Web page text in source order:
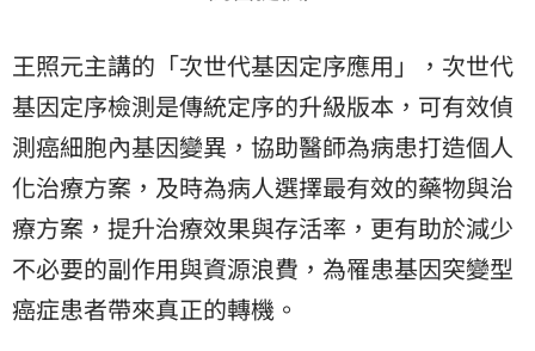
王照元主講的「次世代基因定序應用」，次世代
基因定序檢測是傳統定序的升級版本，可有效偵
測癌細胞內基因變異，協助醫師為病患打造個人
化治療方案，及時為病人選擇最有效的藥物與治
療方案，提升治療效果與存活率，更有助於減少
不必要的副作用與資源浪費，為罹患基因突變型
癌症患者帶來真正的轉機。